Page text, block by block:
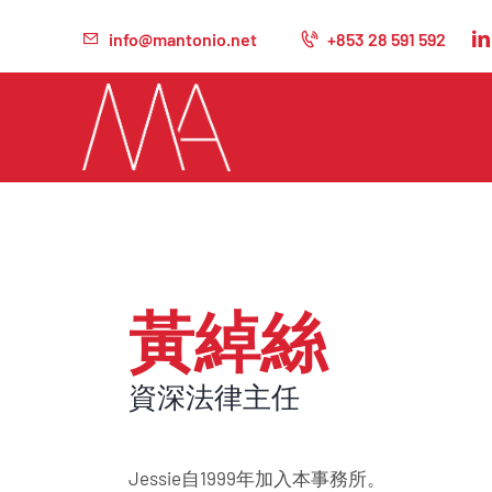
info@mantonio.net +853 28 591 592
黃綽絲
資深法律主任
Jessie自1999年加入本事務所。